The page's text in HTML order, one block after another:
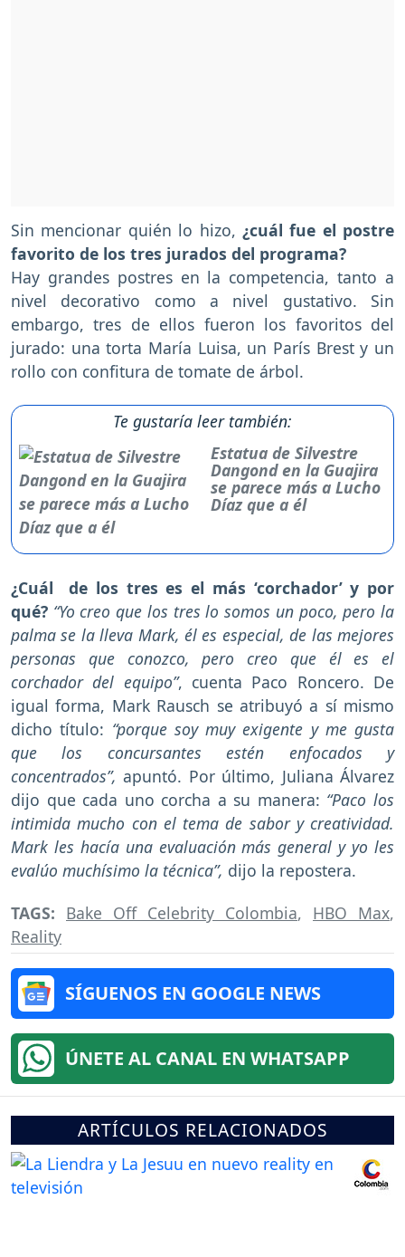
Sin mencionar quién lo hizo, ¿cuál fue el postre
favorito de los tres jurados del programa?
Hay grandes postres en la competencia, tanto a
nivel decorativo como a nivel gustativo. Sin
embargo, tres de ellos fueron los favoritos del
jurado: una torta María Luisa, un París Brest y un
rollo con confitura de tomate de árbol.
Te gustaría leer también:
Estatua de Silvestre
Dangond en la Guajira
se parece más a Lucho
Díaz que a él
¿Cuál de los tres es el más ‘corchador’ y por
qué? “Yo creo que los tres lo somos un poco, pero la
palma se la lleva Mark, él es especial, de las mejores
personas que conozco, pero creo que él es el
corchador del equipo”, cuenta Paco Roncero. De
igual forma, Mark Rausch se atribuyó a sí mismo
dicho título: “porque soy muy exigente y me gusta
que los concursantes estén enfocados y
concentrados”, apuntó. Por último, Juliana Álvarez
dijo que cada uno corcha a su manera: “Paco los
intimida mucho con el tema de sabor y creatividad.
Mark les hacía una evaluación más general y yo les
evalúo muchísimo la técnica”, dijo la repostera.
TAGS: Bake Off Celebrity Colombia, HBO Max,
Reality
SÍGUENOS EN GOOGLE NEWS
ÚNETE AL CANAL EN WHATSAPP
ARTÍCULOS RELACIONADOS